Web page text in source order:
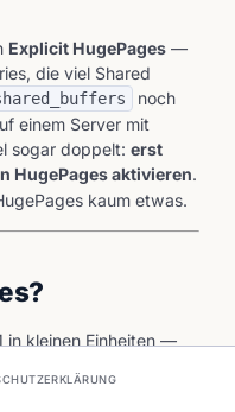
Explicit HugePages —
die viel Shared
noch
einem Server mit
sogar doppelt: erst
HugePages aktivieren.
kaum etwas.
in kleinen Einheiten —
Übersetzungstabelle